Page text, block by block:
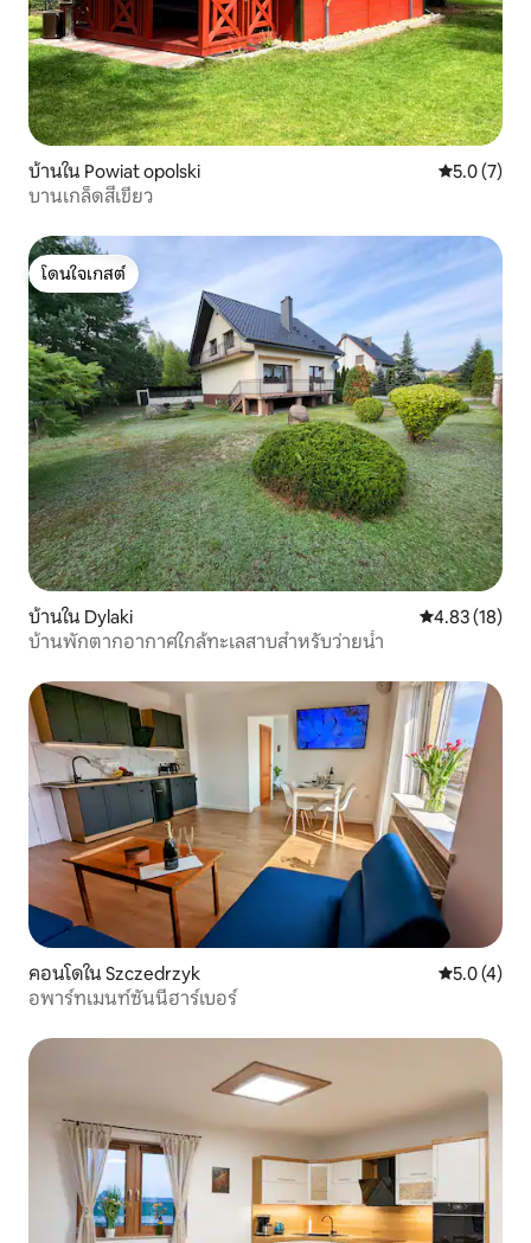
บ้านใน Powiat opolski คะแนนเฉลี่
5.0 (7)
บานเกล็ดสีเขียว
โดนใจเกสต์
โดนใจเกสต์
บ้านใน Dylaki คะแนนเฉลี่ย
4.83 (18)
บ้านพักตากอากาศใกล้ทะเลสาบสำหรับว่ายน้ำ
คอนโดใน Szczedrzyk คะแนนเฉลี่
5.0 (4)
อพาร์ทเมนท์ซันนี่ฮาร์เบอร์